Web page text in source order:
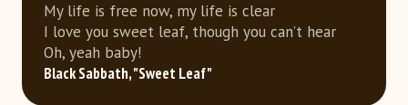
My life is free now, my life is clear
I love you sweet leaf, though you can’t hear
Oh, yeah baby!
Black Sabbath, "Sweet Leaf"